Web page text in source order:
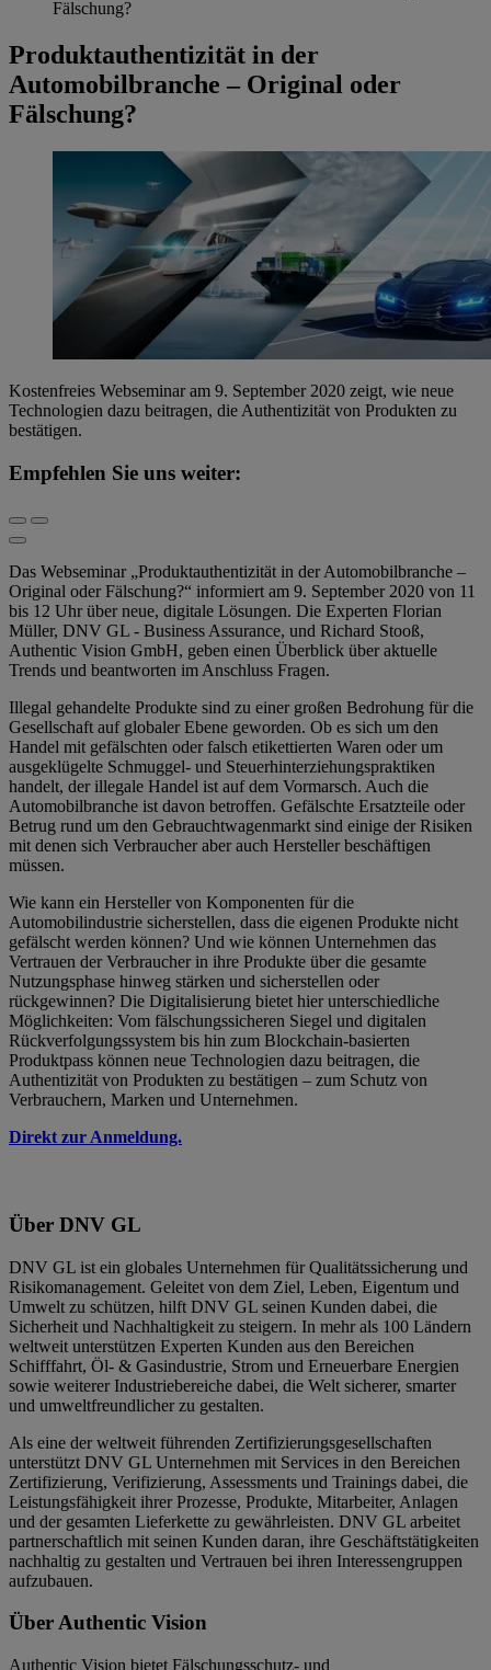
Fälschung?
Produktauthentizität in der
Automobilbranche – Original oder
Fälschung?
Kostenfreies Webseminar am 9. September 2020 zeigt, wie neue
Technologien dazu beitragen, die Authentizität von Produkten zu
bestätigen.
Empfehlen Sie uns weiter:
Das Webseminar „Produktauthentizität in der Automobilbranche –
Original oder Fälschung?“ informiert am 9. September 2020 von 11
bis 12 Uhr über neue, digitale Lösungen. Die Experten Florian
Müller, DNV GL - Business Assurance, und Richard Stooß,
Authentic Vision GmbH, geben einen Überblick über aktuelle
Trends und beantworten im Anschluss Fragen.
Illegal gehandelte Produkte sind zu einer großen Bedrohung für die
Gesellschaft auf globaler Ebene geworden. Ob es sich um den
Handel mit gefälschten oder falsch etikettierten Waren oder um
ausgeklügelte Schmuggel- und Steuerhinterziehungspraktiken
handelt, der illegale Handel ist auf dem Vormarsch. Auch die
Automobilbranche ist davon betroffen. Gefälschte Ersatzteile oder
Betrug rund um den Gebrauchtwagenmarkt sind einige der Risiken
mit denen sich Verbraucher aber auch Hersteller beschäftigen
müssen.
Wie kann ein Hersteller von Komponenten für die
Automobilindustrie sicherstellen, dass die eigenen Produkte nicht
gefälscht werden können? Und wie können Unternehmen das
Vertrauen der Verbraucher in ihre Produkte über die gesamte
Nutzungsphase hinweg stärken und sicherstellen oder
rückgewinnen? Die Digitalisierung bietet hier unterschiedliche
Möglichkeiten: Vom fälschungssicheren Siegel und digitalen
Rückverfolgungssystem bis hin zum Blockchain-basierten
Produktpass können neue Technologien dazu beitragen, die
Authentizität von Produkten zu bestätigen – zum Schutz von
Verbrauchern, Marken und Unternehmen.
Direkt zur Anmeldung.
Über DNV GL
DNV GL ist ein globales Unternehmen für Qualitätssicherung und
Risikomanagement. Geleitet von dem Ziel, Leben, Eigentum und
Umwelt zu schützen, hilft DNV GL seinen Kunden dabei, die
Sicherheit und Nachhaltigkeit zu steigern. In mehr als 100 Ländern
weltweit unterstützen Experten Kunden aus den Bereichen
Schifffahrt, Öl- & Gasindustrie, Strom und Erneuerbare Energien
sowie weiterer Industriebereiche dabei, die Welt sicherer, smarter
und umweltfreundlicher zu gestalten.
Als eine der weltweit führenden Zertifizierungsgesellschaften
unterstützt DNV GL Unternehmen mit Services in den Bereichen
Zertifizierung, Verifizierung, Assessments und Trainings dabei, die
Leistungsfähigkeit ihrer Prozesse, Produkte, Mitarbeiter, Anlagen
und der gesamten Lieferkette zu gewährleisten. DNV GL arbeitet
partnerschaftlich mit seinen Kunden daran, ihre Geschäftstätigkeiten
nachhaltig zu gestalten und Vertrauen bei ihren Interessengruppen
aufzubauen.
Über Authentic Vision
Authentic Vision bietet Fälschungsschutz- und